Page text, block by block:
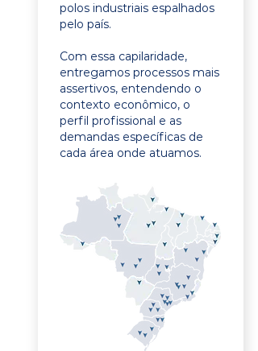
polos industriais espalhados
pelo país.
Com essa capilaridade,
entregamos processos mais
assertivos, entendendo o
contexto econômico, o
perfil profissional e as
demandas específicas de
cada área onde atuamos.